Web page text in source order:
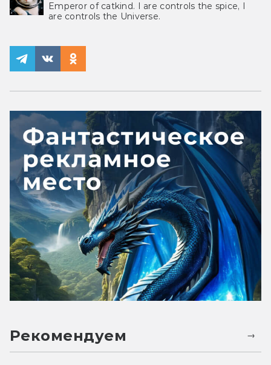
Emperor of catkind. I are controls the spice, I
are controls the Universe.
Рекомендуем